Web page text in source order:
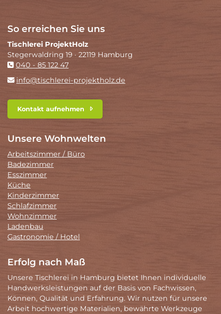
So erreichen Sie uns
Tischlerei ProjektHolz
Stegerwaldring 19 · 22119 Hamburg
040 - 85 122 47
info@tischlerei-projektholz.de
Kontakt aufnehmen
Unsere Wohnwelten
Arbeitszimmer / Büro
Badezimmer
Esszimmer
Küche
Kinderzimmer
Schlafzimmer
Wohnzimmer
Ladenbau
Gastronomie / Hotel
Erfolg nach Maß
Unsere Tischlerei in Hamburg bietet Ihnen individuelle
Handwerksleistungen auf der Basis von Fachwissen,
Können, Qualität und Erfahrung. Wir nutzen für unsere
Arbeit hochwertige Materialien, bewährte Werkzeuge